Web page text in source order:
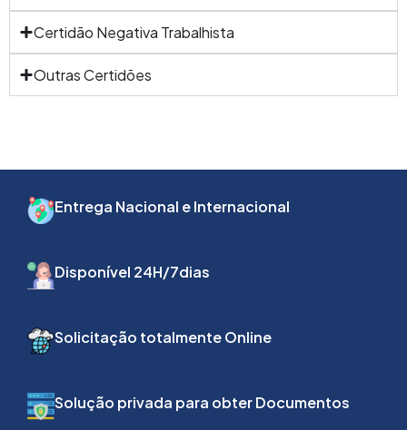
Certidão Negativa Trabalhista
Outras Certidões
Entrega Nacional e Internacional
Disponível 24H/7dias
Solicitação totalmente Online
Solução privada para obter Documentos